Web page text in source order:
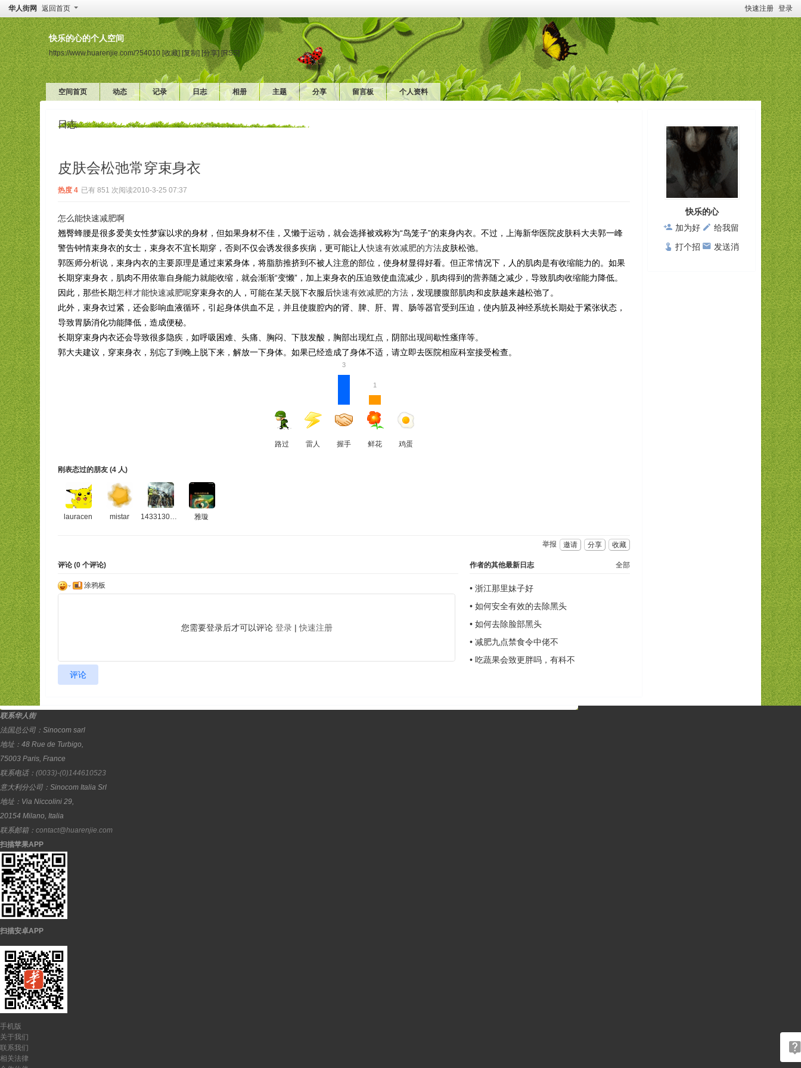
快速注册 登录
华人街网 返回首页
快乐的心的个人空间
https://www.huarenjie.com/?54010 [收藏] [复制] [分享] [RSS]
空间首页 动态 记录 日志 相册 主题 分享 留言板 个人资料
日志
皮肤会松弛常穿束身衣
热度 4 已有 851 次阅读2010-3-25 07:37
怎么能快速减肥啊
翘臀蜂腰是很多爱美女性梦寐以求的身材，但如果身材不佳，又懒于运动，就会选择被戏称为“鸟笼子”的束身内衣。不过，上海新华医院皮肤科大夫郭一峰
警告钟情束身衣的女士，束身衣不宜长期穿，否则不仅会诱发很多疾病，更可能让人快速有效减肥的方法皮肤松弛。
郭医师分析说，束身内衣的主要原理是通过束紧身体，将脂肪推挤到不被人注意的部位，使身材显得好看。但正常情况下，人的肌肉是有收缩能力的。如果
长期穿束身衣，肌肉不用依靠自身能力就能收缩，就会渐渐“变懒”，加上束身衣的压迫致使血流减少，肌肉得到的营养随之减少，导致肌肉收缩能力降低。
因此，那些长期怎样才能快速减肥呢穿束身衣的人，可能在某天脱下衣服后快速有效减肥的方法 ，发现腰腹部肌肉和皮肤越来越松弛了。
此外，束身衣过紧，还会影响血液循环，引起身体供血不足，并且使腹腔内的肾、脾、肝、胃、肠等器官受到压迫，使内脏及神经系统长期处于紧张状态，
导致胃肠消化功能降低，造成便秘。
长期穿束身内衣还会导致很多隐疾，如呼吸困难、头痛、胸闷、下肢发酸，胸部出现红点，阴部出现间歇性瘙痒等。
郭大夫建议，穿束身衣，别忘了到晚上脱下来，解放一下身体。如果已经造成了身体不适，请立即去医院相应科室接受检查。
路过 雷人
3
握手
1
鲜花 鸡蛋
刚表态过的朋友 (4 人)
lauracen mistar 1433130082 雅璇
收藏
分享
邀请
举报
全部
作者的其他最新日志
•浙江那里妹子好
•如何安全有效的去除黑头
•如何去除脸部黑头
•减肥九点禁食令中佬不
•吃蔬果会致更胖吗，有科不
评论 (0 个评论)
涂鸦板
您需要登录后才可以评论 登录|快速注册
评论
快乐的心
加为好
友
给我留
言
打个招
发送消
联系华人街
法国总公司： Sinocom sarl
地址： 48 Rue de Turbigo,
75003 Paris, France
联系电话： (0033)-(0)144610523
意大利分公司： Sinocom Italia Srl
地址： Via Niccolini 29,
20154 Milano, Italia
联系邮箱： contact@huarenjie.com
扫描苹果APP
扫描安卓APP
手机版
关于我们
联系我们
相关法律